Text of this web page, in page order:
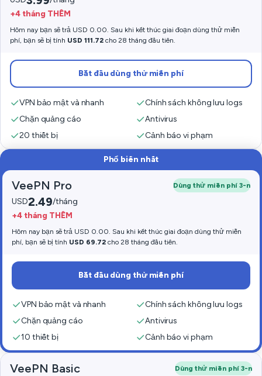
+4 tháng THÊM
Hôm nay bạn sẽ trả USD 0.00. Sau khi kết thúc giai đoạn dùng thử miễn
phí, bạn sẽ bị tính USD 111.72 cho 28 tháng đầu tiên.
Bắt đầu dùng thử miễn phí
VPN bảo mật và nhanh
Chính sách không lưu logs
Chặn quảng cáo
Antivirus
20 thiết bị
Cảnh báo vi phạm
Phổ biến nhất
VeePN Pro Dùng thử miễn phí 3-n
USD2.49/tháng
+4 tháng THÊM
Hôm nay bạn sẽ trả USD 0.00. Sau khi kết thúc giai đoạn dùng thử miễn
phí, bạn sẽ bị tính USD 69.72 cho 28 tháng đầu tiên.
Bắt đầu dùng thử miễn phí
VPN bảo mật và nhanh
Chính sách không lưu logs
Chặn quảng cáo
Antivirus
10 thiết bị
Cảnh báo vi phạm
VeePN Basic Dùng thử miễn phí 3-n